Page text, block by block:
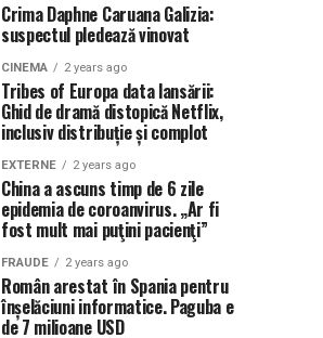
Crima Daphne Caruana Galizia:
suspectul pledează vinovat
CINEMA 2 years ago
Tribes of Europa data lansării:
Ghid de dramă distopică Netflix,
inclusiv distribuție și complot
EXTERNE 2 years ago
China a ascuns timp de 6 zile
epidemia de coroanvirus. „Ar fi
fost mult mai puţini pacienţi”
FRAUDE 2 years ago
Român arestat în Spania pentru
înșelăciuni informatice. Paguba e
de 7 milioane USD